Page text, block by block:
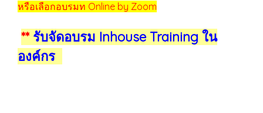
หรือเลือกอบรมท Online by Zoom
**รับจัดอบรม Inhouse Training ใน
องค์กร